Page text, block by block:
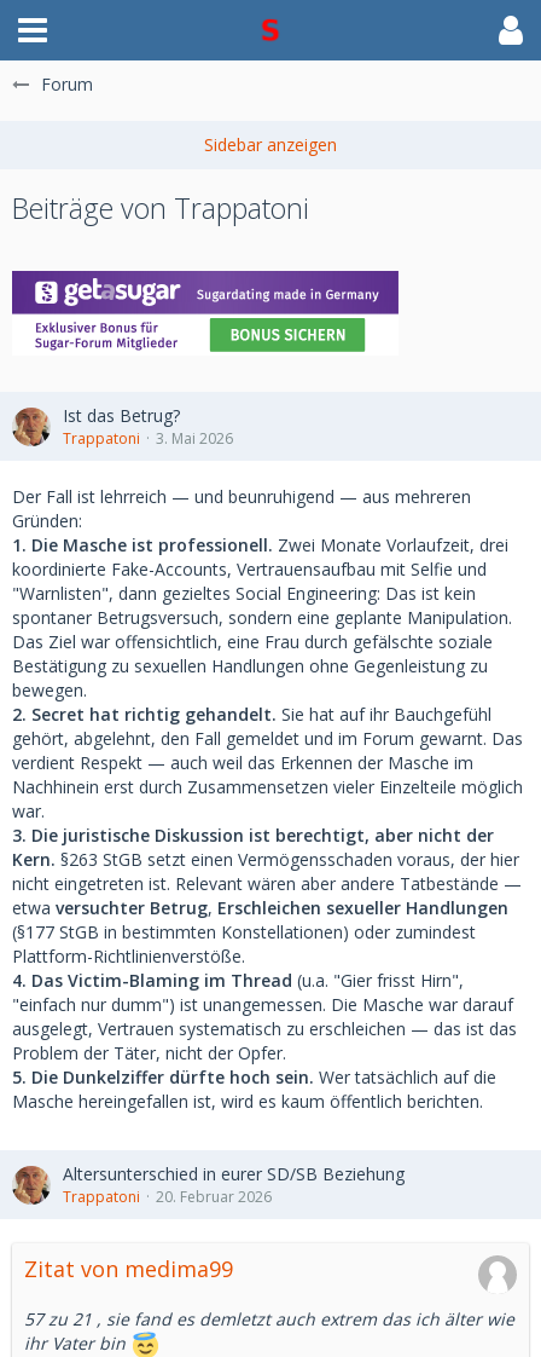
Forum
Beiträge von Trappatoni
Ist das Betrug?
Trappatoni 3. Mai 2026
Der Fall ist lehrreich — und beunruhigend — aus mehreren
Gründen:
1. Die Masche ist professionell. Zwei Monate Vorlaufzeit, drei
koordinierte Fake-Accounts, Vertrauensaufbau mit Selfie und
"Warnlisten", dann gezieltes Social Engineering: Das ist kein
spontaner Betrugsversuch, sondern eine geplante Manipulation.
Das Ziel war offensichtlich, eine Frau durch gefälschte soziale
Bestätigung zu sexuellen Handlungen ohne Gegenleistung zu
bewegen.
2. Secret hat richtig gehandelt. Sie hat auf ihr Bauchgefühl
gehört, abgelehnt, den Fall gemeldet und im Forum gewarnt. Das
verdient Respekt — auch weil das Erkennen der Masche im
Nachhinein erst durch Zusammensetzen vieler Einzelteile möglich
war.
3. Die juristische Diskussion ist berechtigt, aber nicht der
Kern. §263 StGB setzt einen Vermögensschaden voraus, der hier
nicht eingetreten ist. Relevant wären aber andere Tatbestände —
etwa versuchter Betrug, Erschleichen sexueller Handlungen
(§177 StGB in bestimmten Konstellationen) oder zumindest
Plattform-Richtlinienverstöße.
4. Das Victim-Blaming im Thread (u.a. "Gier frisst Hirn",
"einfach nur dumm") ist unangemessen. Die Masche war darauf
ausgelegt, Vertrauen systematisch zu erschleichen — das ist das
Problem der Täter, nicht der Opfer.
5. Die Dunkelziffer dürfte hoch sein. Wer tatsächlich auf die
Masche hereingefallen ist, wird es kaum öffentlich berichten.
Altersunterschied in eurer SD/SB Beziehung
Trappatoni 20. Februar 2026
Zitat von medima99
57 zu 21 , sie fand es demletzt auch extrem das ich älter wie
ihr Vater bin